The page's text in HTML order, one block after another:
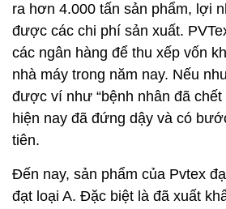
ra hơn 4.000 tấn sản phẩm, lợi
được các chi phí sản xuất.
các ngân hàng để thu xếp vốn
nhà máy trong năm nay. Nếu
được ví như “bệnh nhân đã chết
hiện nay đã đứng dậy và có
tiên.
Đến nay, sản phẩm của Pvtex
đạt loại A. Đặc biệt là đã xuất